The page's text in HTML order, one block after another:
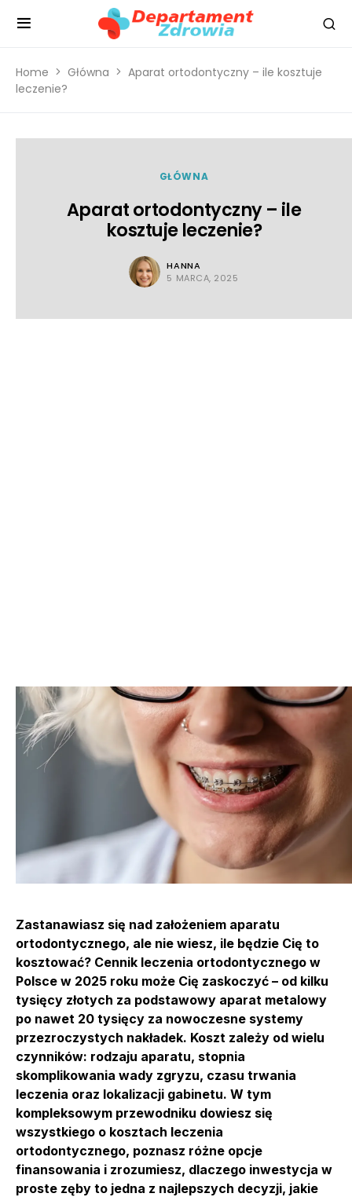
Home Główna
Aparat ortodontyczny – ile kosztuje
leczenie?
GŁÓWNA
Aparat ortodontyczny – ile
kosztuje leczenie?
HANNA
5 MARCA, 2025
Zastanawiasz się nad założeniem aparatu
ortodontycznego, ale nie wiesz, ile będzie Cię to
kosztować? Cennik leczenia ortodontycznego w
Polsce w 2025 roku może Cię zaskoczyć – od kilku
tysięcy złotych za podstawowy aparat metalowy
po nawet 20 tysięcy za nowoczesne systemy
przezroczystych nakładek. Koszt zależy od wielu
czynników: rodzaju aparatu, stopnia
skomplikowania wady zgryzu, czasu trwania
leczenia oraz lokalizacji gabinetu. W tym
kompleksowym przewodniku dowiesz się
wszystkiego o kosztach leczenia
ortodontycznego, poznasz różne opcje
finansowania i zrozumiesz, dlaczego inwestycja w
proste zęby to jedna z najlepszych decyzji, jakie